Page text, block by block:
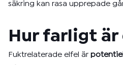
säkring kan rasa upprepade
Hur farligt är
Fuktrelaterade elfel är